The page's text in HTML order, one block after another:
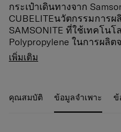
กระเป๋าเดินทางจาก
CUBELITEนวัตกรรมการ
SAMSONITE ที่ใช้เทคโน
Polypropylene ในการผลิ
กระแทกได้ดี คอยปกป้องสั
ฟังก์ชั่นการใช้งานที่ครบครั
ทำให้กระเป๋าเดินทางจาก
CUBELITE มีความโดดเด่
คุณ มีสไตล์มากยิ่งขึ้น
คุณสมบัติสินค้า
ล้อ 4 ล้อคู่.
ล้อหมุน 360 องศา เ
เพิ่มเติม
คุณสมบัติ ข้อมูลจำเพาะ ข้